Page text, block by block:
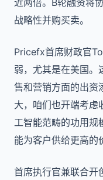
近两倍。B轮融资将
战略性并购买卖。
Pricefx首席财政官
弱，尤其是在美国
售和营销方面的出资
大，咱们也开端考虑
工智能范畴的功用规
能为客户供给更高的
首席执行官兼联合开